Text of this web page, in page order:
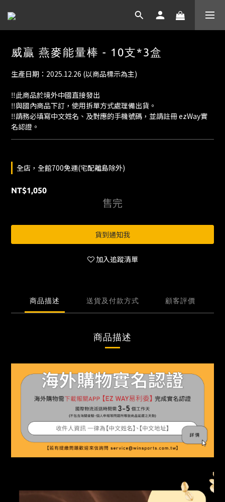
威贏 燕麥能量棒 - 10支*3盒
生產日期：2025.12.26 (以商品標示為主)
‼️此商品於境外中國直接發出
‼️與國內商品下訂，使用拆單方式處理備出貨。
‼️請務必填寫中文姓名、及對應的手機號碼，並請註冊 ezWay實
名認證。
全店，全館700免運(宅配離島除外)
NT$1,050
售完
貨到通知我
加入追蹤清單
商品描述 送貨及付款方式 顧客評價
商品描述